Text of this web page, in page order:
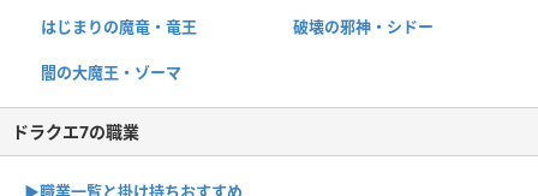
はじまりの魔竜・竜王 破壊の邪神・シドー
闇の大魔王・ゾーマ
ドラクエ7の職業
▶︎職業一覧と掛け持ちおすすめ